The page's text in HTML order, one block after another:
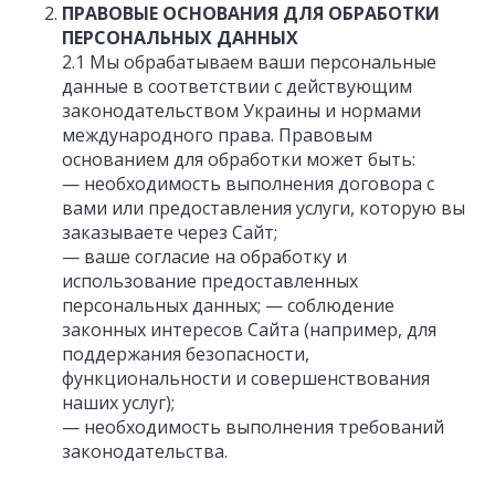
ПРАВОВЫЕ ОСНОВАНИЯ ДЛЯ ОБРАБОТКИ
ПЕРСОНАЛЬНЫХ ДАННЫХ
2.1 Мы обрабатываем ваши персональные
данные в соответствии с действующим
законодательством Украины и нормами
международного права. Правовым
основанием для обработки может быть:
— необходимость выполнения договора с
вами или предоставления услуги, которую вы
заказываете через Сайт;
— ваше согласие на обработку и
использование предоставленных
персональных данных; — соблюдение
законных интересов Сайта (например, для
поддержания безопасности,
функциональности и совершенствования
наших услуг);
— необходимость выполнения требований
законодательства.